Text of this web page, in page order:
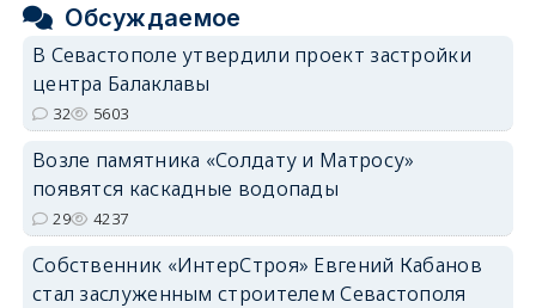
Обсуждаемое
В Севастополе утвердили проект застройки
центра Балаклавы
32 5603
Возле памятника «Солдату и Матросу»
появятся каскадные водопады
29 4237
Собственник «ИнтерСтроя» Евгений Кабанов
стал заслуженным строителем Севастополя